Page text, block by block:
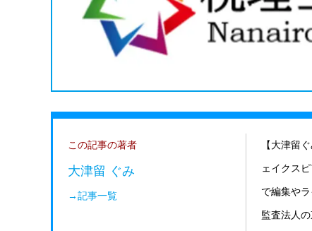
この記事の著者
大津留 ぐみ
→記事一覧
【大津留
ェイクス
で編集や
監査法人